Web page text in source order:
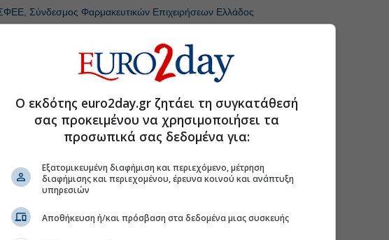
Σύνδεσμος Φαρμακευτικών Επιχειρήσεων Ελλάδος
τις πωλήσεις του 2026
και Bristol Myers κοντά σε συμφωνία
χάρη στα αντικαρκινικά φάρμακα
όμιλο FAMAR ο Bruce Vielle
στο Discover
Ο εκδότης euro2day.gr ζητάει τη συγκατάθεσή
σας προκειμένου να χρησιμοποιήσει τα
προσωπικά σας δεδομένα για:
Εξατομικευμένη διαφήμιση και περιεχόμενο, μέτρηση
διαφήμισης και περιεχομένου, έρευνα κοινού και ανάπτυξη
υπηρεσιών
Αποθήκευση ή/και πρόσβαση στα δεδομένα μιας συσκευής